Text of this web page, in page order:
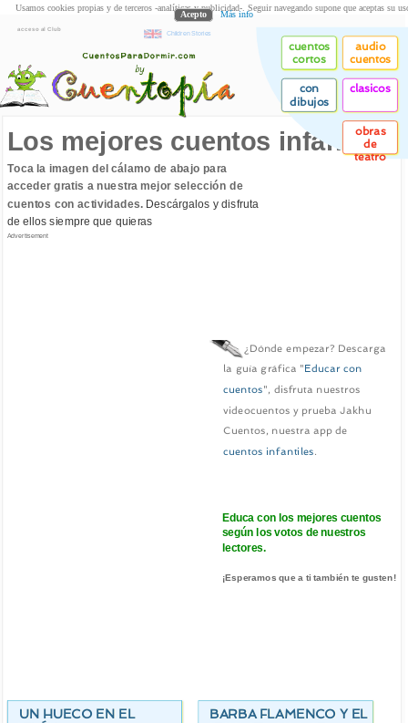
acceso al Club
Children Stories
cuentos
cortos
audio
cuentos
con
dibujos
clasicos
obras
de
teatro
Los mejores cuentos infantiles
Toca la imagen del cálamo de abajo para
acceder gratis a nuestra mejor selección de
cuentos con actividades.Descárgalos y disfruta
de ellos siempre que quieras
Advertisement
¿Dónde empezar? Descarga
la guía gráfica "Educar con
cuentos", disfruta nuestros
videocuentos y prueba Jakhu
Cuentos, nuestra app de
cuentos infantiles
Educa con los mejores cuentos
según los votos de nuestros
lectores.
¡Esperamos que a ti también te gusten!
UN HUECO EN EL
BARBA FLAMENCO Y EL
Usamos cookies propias y de terceros -analíticas y publicidad-. Seguir navegando supone que aceptas su
Acepto Más info